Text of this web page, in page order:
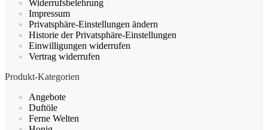
Widerrufsbelehrung
Impressum
Privatsphäre-Einstellungen ändern
Historie der Privatsphäre-Einstellungen
Einwilligungen widerrufen
Vertrag widerrufen
Produkt-Kategorien
Angebote
Duftöle
Ferne Welten